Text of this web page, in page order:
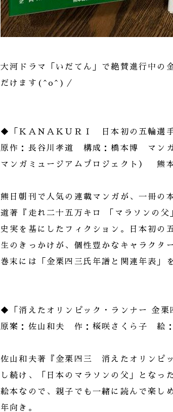
大河ドラマ「いだてん」で絶賛進行中の
だけます(^o^)／
◆「ＫＡＮＡＫＵＲＩ 日本初の五輪選
原作：長谷川孝道 構成：橋本博 マン
マンガミュージアムプロジェクト） 熊
熊日朝刊で人気の連載マンガが、一冊の
道著『走れ二十五万キロ 「マラソンの
史実を基にしたフィクション。日本初の
生のきっかけが、個性豊かなキャラクタ
巻末には「金栗四三氏年譜と関連年表」
◆「消えたオリンピック・ランナー 金栗
原案：佐山和夫 作：桜咲さくら子 絵
佐山和夫著『金栗四三 消えたオリンピ
し続け、「日本のマラソンの父」となっ
絵本なので、親子でも一緒に読んで楽し
年向き。